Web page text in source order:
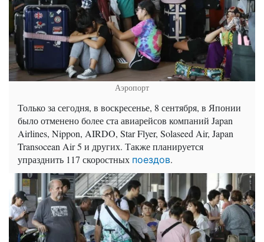
Аэропорт
Только за сегодня, в воскресенье, 8 сентября, в Японии
было отменено более ста авиарейсов компаний Japan
Airlines, Nippon, AIRDO, Star Flyer, Solaseed Air, Japan
Transocean Air 5 и других. Также планируется
упразднить 117 скоростных поездов.